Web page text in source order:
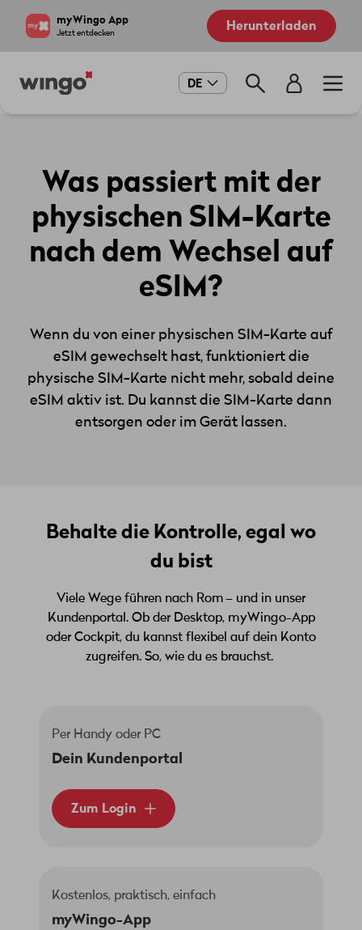
myWingo App
Jetzt entdecken Herunterladen
Main
DE
Was passiert mit der
physischen SIM-Karte
nach dem Wechsel auf
eSIM?
Wenn du von einer physischen SIM-Karte auf
eSIM gewechselt hast, funktioniert die
physische SIM-Karte nicht mehr, sobald deine
eSIM aktiv ist. Du kannst die SIM-Karte dann
entsorgen oder im Gerät lassen.
Behalte die Kontrolle, egal wo
du bist
Viele Wege führen nach Rom – und in unser
Kundenportal. Ob der Desktop, myWingo-App
oder Cockpit, du kannst flexibel auf dein Konto
zugreifen. So, wie du es brauchst.
Per Handy oder PC
Dein Kundenportal
Zum Login
Kostenlos, praktisch, einfach
myWingo-App